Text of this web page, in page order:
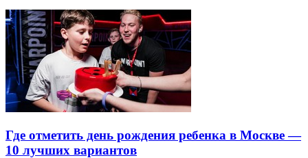
Где отметить день рождения ребенка в Москве —
10 лучших вариантов